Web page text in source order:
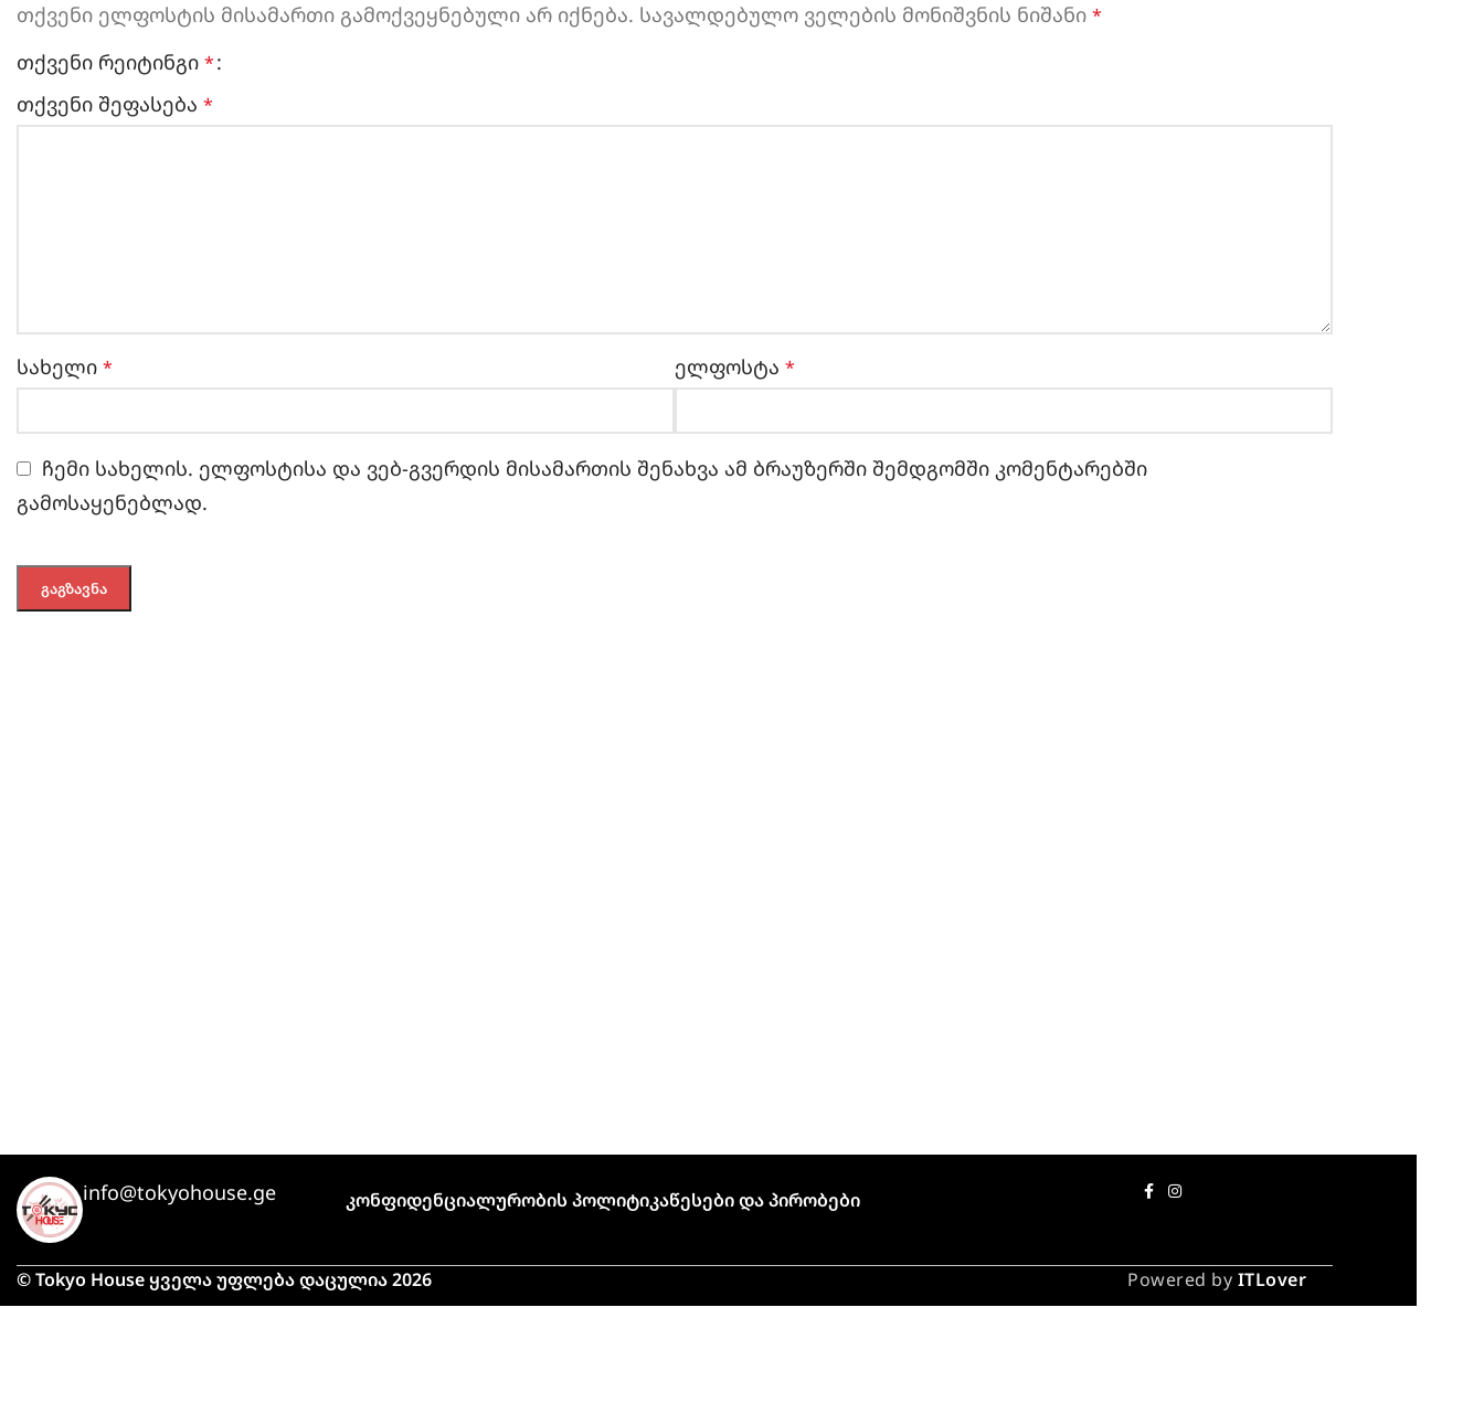
თქვენი ელფოსტის მისამართი გამოქვეყნებული არ იქნება. სავალდებულო ველების მონიშვნის ნიშანი *
თქვენი რეიტინგი *
თქვენი შეფასება *
სახელი * ელფოსტა *
ჩემი სახელის. ელფოსტისა და ვებ-გვერდის მისამართის შენახვა ამ ბრაუზერში შემდგომში კომენტარებში
გამოსაყენებლად.
info@tokyohouse.ge Კონფიდენციალურობის ᲞოლიტიკაᲬესები Და Პირობები
© Tokyo House ყველა უფლება დაცულია 2026 Powered by ITLover